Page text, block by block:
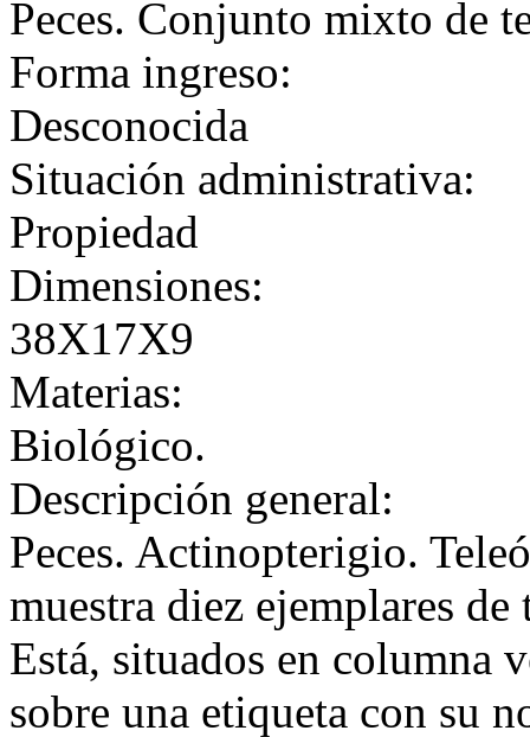
Peces. Conjunto mixto de
Forma ingreso:
Desconocida
Situación administrativa:
Propiedad
Dimensiones:
38X17X9
Materias:
Biológico.
Descripción general:
Peces. Actinopterigio.
muestra diez ejemplares
Está, situados en columna
sobre una etiqueta con su